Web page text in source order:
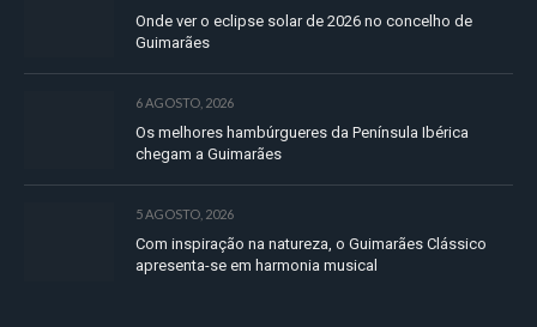
Onde ver o eclipse solar de 2026 no concelho de
Guimarães
6 AGOSTO, 2026
Os melhores hambúrgueres da Península Ibérica
chegam a Guimarães
5 AGOSTO, 2026
Com inspiração na natureza, o Guimarães Clássico
apresenta-se em harmonia musical